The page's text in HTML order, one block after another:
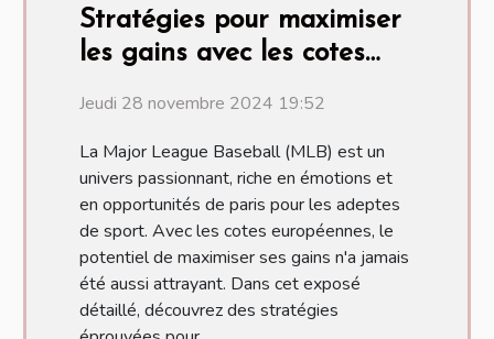
Stratégies pour maximiser
les gains avec les cotes
Jeudi 28 novembre 2024 19:52
La Major League Baseball (MLB) est un
univers passionnant, riche en émotions et
en opportunités de paris pour les adeptes
de sport. Avec les cotes européennes, le
potentiel de maximiser ses gains n'a jamais
été aussi attrayant. Dans cet exposé
détaillé, découvrez des stratégies